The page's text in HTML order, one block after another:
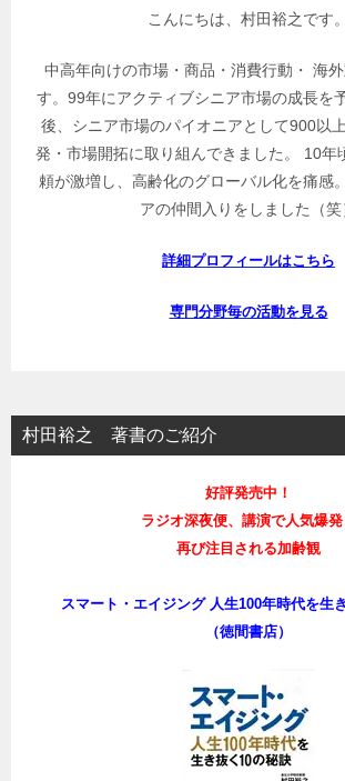
こんにちは、村田裕之です。
中高年向けの市場・商品・消費行動・ 海
す。99年にアクティブシニア市場の成長を
後、シニア市場のパイオニアとして900以
発・市場開拓に取り組んできました。 10年
頼が激増し、高齢化のグローバル化を痛感
アの仲間入りをしました（笑
詳細プロフィールはこちら
専門分野毎の活動を見る
村田裕之 著書のご紹介
好評発売中！
ラジオ深夜便、講演で人気爆発
再び注目される加齢観
スマート・エイジング 人生100年時代を生
（徳間書店）